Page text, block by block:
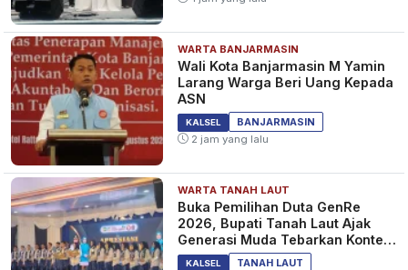
WARTA BANJARMASIN
Wali Kota Banjarmasin M Yamin
Larang Warga Beri Uang Kepada
ASN
KALSEL
BANJARMASIN
2 jam yang lalu
WARTA TANAH LAUT
Buka Pemilihan Duta GenRe
2026, Bupati Tanah Laut Ajak
Generasi Muda Tebarkan Konten
Edukasi Positif
KALSEL
TANAH LAUT